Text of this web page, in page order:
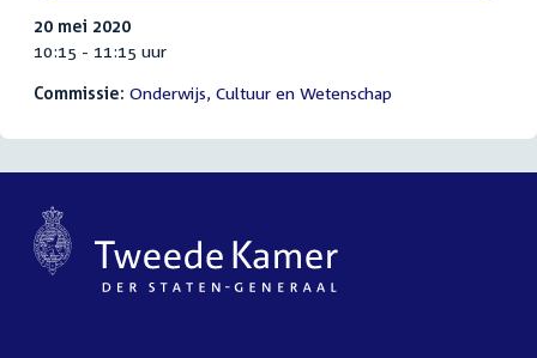
20 mei 2020
10:15 - 11:15 uur
Commissie: Onderwijs, Cultuur en Wetenschap